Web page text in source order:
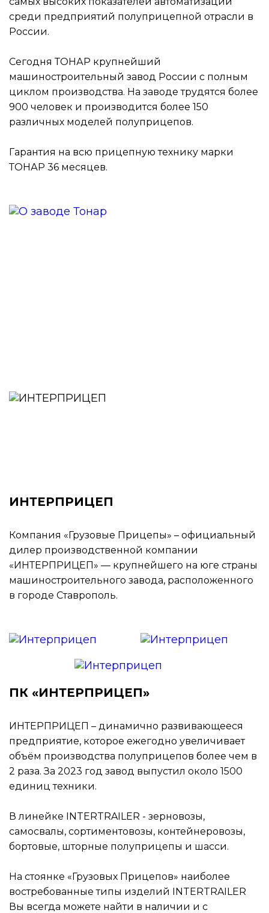
среди предприятий полуприцепной отрасли в
России.
Сегодня ТОНАР крупнейший
машиностроительный завод России с полным
циклом производства. На заводе трудятся более
900 человек и производится более 150
различных моделей полуприцепов.
Гарантия на всю прицепную технику марки
ТОНАР 36 месяцев.
ИНТЕРПРИЦЕП
Компания «Грузовые Прицепы» – официальный
дилер производственной компании
«ИНТЕРПРИЦЕП» — крупнейшего на юге страны
машиностроительного завода, расположенного
в городе Ставрополь.
ПК «ИНТЕРПРИЦЕП»
ИНТЕРПРИЦЕП – динамично развивающееся
предприятие, которое ежегодно увеличивает
объём производства полуприцепов более чем в
2 раза. За 2023 год завод выпустил около 1500
единиц техники.
В линейке INTERTRAILER - зерновозы,
самосвалы, сортиментовозы, контейнеровозы,
бортовые, шторные полуприцепы и шасси.
На стоянке «Грузовых Прицепов» наиболее
востребованные типы изделий INTERTRAILER
Вы всегда можете найти в наличии и с